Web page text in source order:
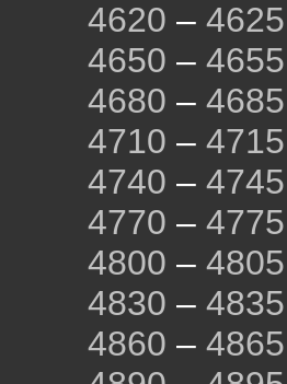
4620 – 4625
4650 – 4655
4680 – 4685
4710 – 4715
4740 – 4745
4770 – 4775
4800 – 4805
4830 – 4835
4860 – 4865